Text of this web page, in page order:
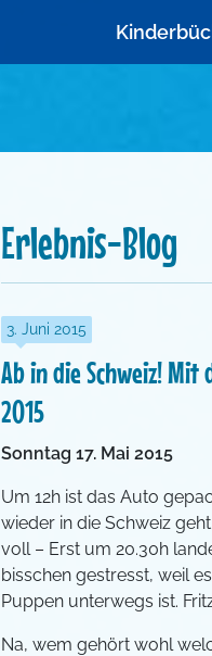
Erlebnis-Blog
3. Juni 2015
Ab in die Schweiz! Mit
2015
Sonntag 17. Mai 2015
Um 12h ist das Auto
wieder in die Schweiz
voll – Erst um 20.30h
bisschen gestresst, weil
Puppen unterwegs ist.
Na, wem gehört wohl